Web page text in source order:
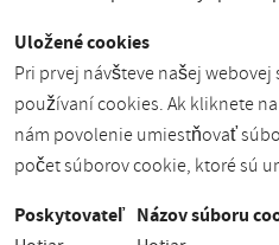
Uložené cookies
Pri prvej návšteve našej
používaní cookies. Ak kliknete
nám povolenie umiestňovať
počet súborov cookie, ktoré sú
Poskytovateľ Názov súboru